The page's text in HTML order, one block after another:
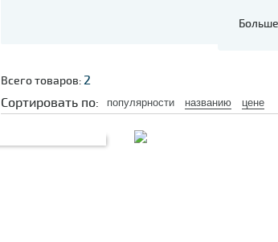
Всего товаров:2
Сортировать по:
популярности названию цене